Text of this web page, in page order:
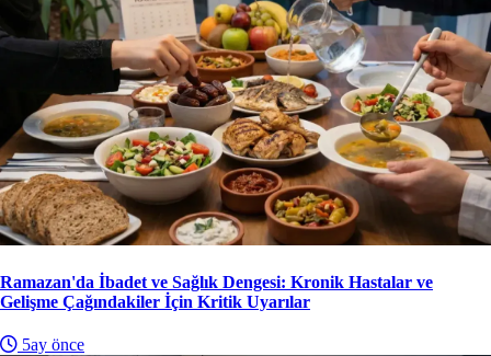
Ramazan'da İbadet ve Sağlık Dengesi: Kronik Hastalar ve
Gelişme Çağındakiler İçin Kritik Uyarılar
5ay önce